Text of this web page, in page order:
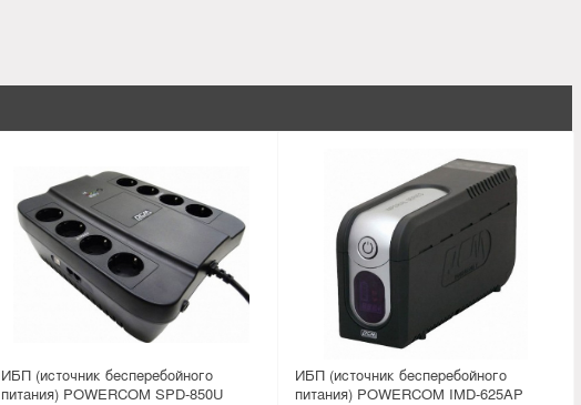
ИБП (источник бесперебойного
питания) POWERCOM SPD-850U
ИБП (источник бесперебойного
питания) POWERCOM IMD-625AP